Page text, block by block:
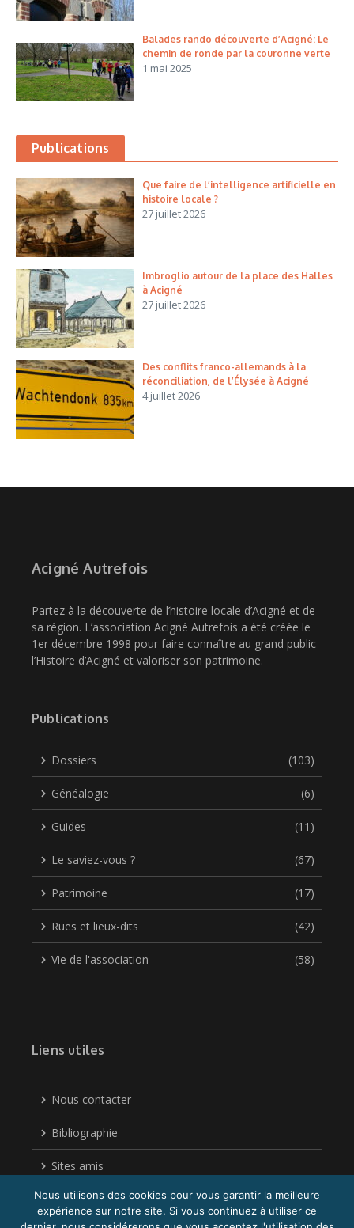
Balades rando découverte d’Acigné: Le
chemin de ronde par la couronne verte
1 mai 2025
Publications
Que faire de l’intelligence artificielle en
histoire locale ?
27 juillet 2026
Imbroglio autour de la place des Halles
à Acigné
27 juillet 2026
Des conflits franco-allemands à la
réconciliation, de l’Élysée à Acigné
4 juillet 2026
Acigné Autrefois
Partez à la découverte de l’histoire locale d’Acigné et de
sa région. L’association Acigné Autrefois a été créée le
1er décembre 1998 pour faire connaître au grand public
l’Histoire d’Acigné et valoriser son patrimoine.
Publications
Dossiers (103)
Généalogie (6)
Guides (11)
Le saviez-vous ? (67)
Patrimoine (17)
Rues et lieux-dits (42)
Vie de l'association (58)
Liens utiles
Nous contacter
Bibliographie
Sites amis
Politique de confidentialité
Nous utilisons des cookies pour vous garantir la meilleure
expérience sur notre site. Si vous continuez à utiliser ce